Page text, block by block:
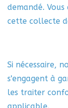
demandé.
cette collecte
Si nécessaire,
s'engagent à
les traiter